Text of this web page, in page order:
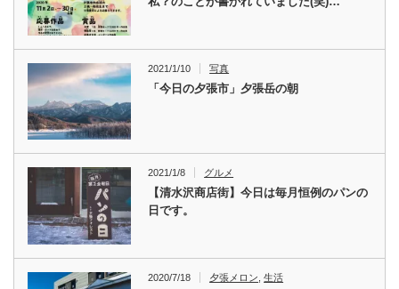
2021/1/10 写真
「今日の夕張市」夕張岳の朝
2021/1/8 グルメ
【清水沢商店街】今日は毎月恒例のパンの
日です。
2020/7/18 夕張メロン ,生活